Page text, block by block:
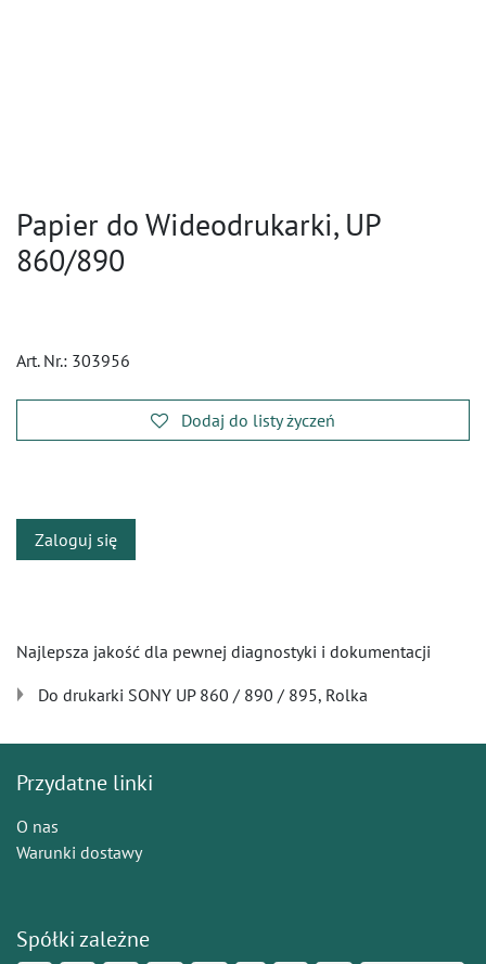
Papier do Wideodrukarki, UP
860/890
Art. Nr.: 303956
Dodaj do listy życzeń
Zaloguj się
Najlepsza jakość dla pewnej diagnostyki i dokumentacji
Do drukarki SONY UP 860 / 890 / 895, Rolka
Przydatne linki
O nas
Warunki dostawy
Spółki zależne